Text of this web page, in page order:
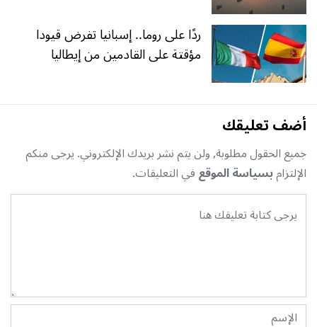
ردًا على روما.. إسبانيا تفرض قيودا
مؤقتة على القادمين من إيطاليا
أضف تعليقك
جميع الحقول مطلوبة, ولن يتم نشر بريدك الإلكتروني. يرجى منكم
الإلتزامبسياسة الموقعفي التعليقات.